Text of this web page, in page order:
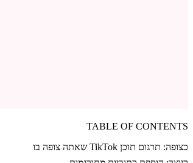
TABLE OF CONTENTS
כצופה: תרגום תוכן TikTok שאתה צופה בו